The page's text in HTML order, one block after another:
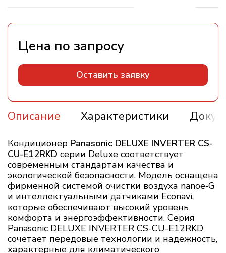
Оставить заявку
Описание Характеристики
Кондиционер Panasonic DELUXE INVERTER CS-
CU-E12RKD серии Deluxe соответствует
современным стандартам качества и
экологической безопасности. Модель оснащена
фирменной системой очистки воздуха nanoe‑G
и интеллектуальными датчиками Econavi,
которые обеспечивают высокий уровень
комфорта и энергоэффективности. Серия
Panasonic DELUXE INVERTER CS-CU-E12RKD
сочетает передовые технологии и надежность,
характерные для климатического